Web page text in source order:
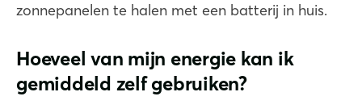
zonnepanelen te halen met een batterij in huis.
Hoeveel van mijn energie kan ik
gemiddeld zelf gebruiken?